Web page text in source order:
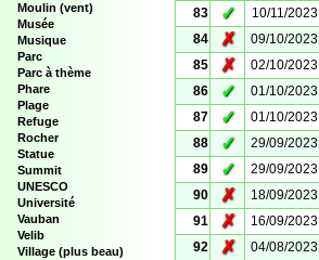
Moulin (vent)
Musée
Musique
Parc
Parc à thème
Phare
Plage
Refuge
Rocher
Statue
Summit
UNESCO
Université
Vauban
Velib
Village (plus beau)
83
✓ 10/11/2023
84
✗ 09/10/2023
85
✗ 02/10/2023
86
✓ 01/10/2023
87
✓ 01/10/2023
88
✓ 29/09/2023
89
✓ 29/09/2023
90
✗ 18/09/2023
91
✗ 16/09/2023
92
✗ 04/08/2023